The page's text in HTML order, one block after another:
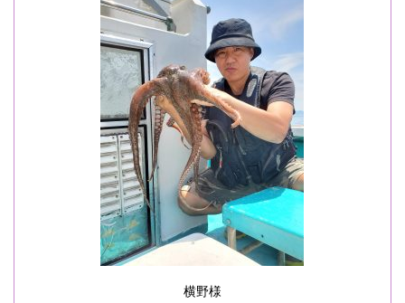
横野様